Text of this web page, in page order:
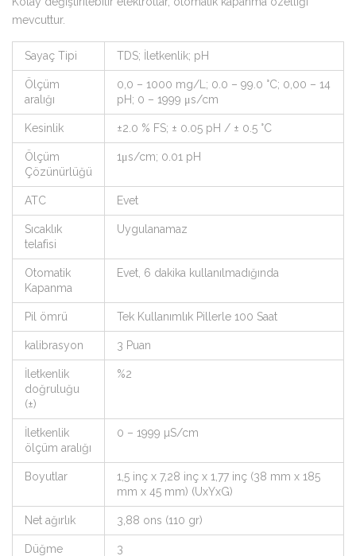
mevcuttur.
Sayaç Tipi TDS; İletkenlik; pH
Ölçüm
aralığı
0,0 – 1000 mg/L; 0.0 – 99.0 °C; 0,00 – 14
pH; 0 – 1999 μs/cm
Kesinlik ±2.0 % FS; ± 0.05 pH / ± 0.5 °C
Ölçüm
Çözünürlüğü
1μs/cm; 0.01 pH
ATC Evet
Sıcaklık
telafisi
Uygulanamaz
Otomatik
Kapanma
Evet, 6 dakika kullanılmadığında
Pil ömrü Tek Kullanımlık Pillerle 100 Saat
kalibrasyon 3 Puan
İletkenlik
doğruluğu
(±)
%2
İletkenlik
ölçüm aralığı
0 – 1999 µS/cm
Boyutlar
1,5 inç x 7,28 inç x 1,77 inç (38 mm x 185
mm x 45 mm) (UxYxG)
Net ağırlık 3,88 ons (110 gr)
Düğme
3